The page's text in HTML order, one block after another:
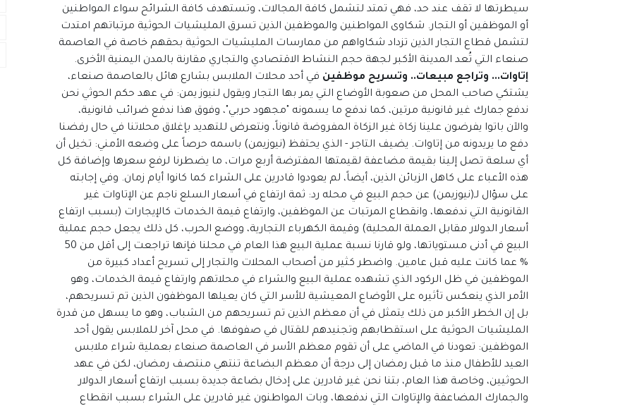
سيطرتها لا تقف عند حد، فهي تمتد لتشمل كافة المجالات، وتستهدف كافة الشرائح سواء المواطنين
أو الموظفين أو التجار. شكاوى المواطنين والموظفين الذين تسرق المليشيات الحوثية مرتباتهم امتدت
لتشمل قطاع التجار الذين تزداد شكاواهم من ممارسات المليشيات الحوثية بحقهم خاصة في العاصمة
صنعاء التي تُعد المدينة الأكبر لجهة حجم النشاط الاقتصادي والتجاري مقارنة بالمدن اليمنية الأخرى.
إتاوات... وتراجع مبيعات.. وتسريح موظفين في أحد محلات الملابس بشارع هائل بالعاصمة صنعاء،
يشتكي صاحب المحل من صعوبة الأوضاع التي يمر بها التجار ويقول لنيوز يمن: في عهد حكم الحوثي نحن
ندفع جمارك غير قانونية مرتين، كما ندفع ما يسمونه "مجهود حربي"، وفوق هذا ندفع ضرائب قانونية،
والآن باتوا يفرضون علينا زكاة غير الزكاة المفروضة قانوناً، ونتعرض للتهديد بإغلاق محلاتنا في حال رفضنا
دفع ما يريدونه من إتاوات. يضيف التاجر - الذي يحتفظ (نيوزيمن) باسمه حرصاً على وضعه الأمني: تخيل أن
أي سلعة تصل إلينا بقيمة مضاعفة لقيمتها المفترضة أربع مرات، ما يضطرنا لرفع سعرها وإضافة كل
هذه الأعباء على كاهل الزبائن الذين، أيضاً، لم يعودوا قادرين على الشراء كما كانوا أيام زمان. وفي إجابته
على سؤال لـ(نيوزيمن) عن حجم البيع في محله رد: ثمة ارتفاع في أسعار السلع ناجم عن الإتاوات غير
القانونية التي ندفعها، وانقطاع المرتبات عن الموظفين، وارتفاع قيمة الخدمات كالإيجارات (بسبب ارتفاع
أسعار الدولار مقابل العملة المحلية) وقيمة الكهرباء التجارية، ووضع الحرب، كل ذلك يجعل حجم عملية
البيع في أدنى مستوياتها، ولو قارنا نسبة عملية البيع هذا العام في محلنا فإنها تراجعت إلى أقل من 50
% عما كانت عليه قبل عامين. واضطر كثير من أصحاب المحلات والتجار إلى تسريح أعداد كبيرة من
الموظفين في ظل الركود الذي تشهده عملية البيع والشراء في محلاتهم وارتفاع قيمة الخدمات، وهو
الأمر الذي ينعكس تأثيره على الأوضاع المعيشية للأسر التي كان يعيلها الموظفون الذين تم تسريحهم،
بل إن الخطر الأكبر من ذلك يتمثل في أن معظم الذين تم تسريحهم من الشباب، وهو ما يسهل من قدرة
المليشيات الحوثية على استقطابهم وتجنيدهم للقتال في صفوفها. في محل آخر للملابس يقول أحد
الموظفين: تعودنا في الماضي على أن تقوم معظم الأسر في العاصمة صنعاء بعملية شراء ملابس
العيد للأطفال منذ ما قبل رمضان إلى درجة أن معظم البضاعة تنتهي منتصف رمضان، لكن في عهد
الحوثيين، وخاصة هذا العام، بتنا نحن غير قادرين على إدخال بضاعة جديدة بسبب ارتفاع أسعار الدولار
والجمارك المضاعفة والإتاوات التي ندفعها، وبات المواطنون غير قادرين على الشراء بسبب انقطاع